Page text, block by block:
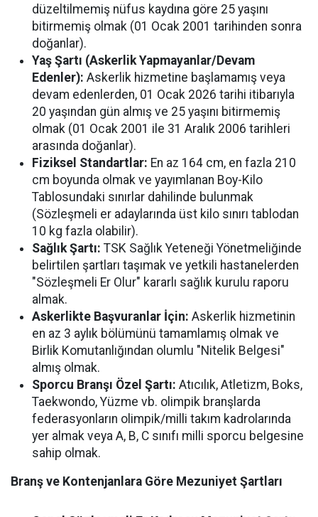
düzeltilmemiş nüfus kaydına göre 25 yaşını
bitirmemiş olmak (01 Ocak 2001 tarihinden sonra
doğanlar).
Yaş Şartı (Askerlik Yapmayanlar/Devam
Edenler): Askerlik hizmetine başlamamış veya
devam edenlerden, 01 Ocak 2026 tarihi itibarıyla
20 yaşından gün almış ve 25 yaşını bitirmemiş
olmak (01 Ocak 2001 ile 31 Aralık 2006 tarihleri
arasında doğanlar).
Fiziksel Standartlar: En az 164 cm, en fazla 210
cm boyunda olmak ve yayımlanan Boy-Kilo
Tablosundaki sınırlar dahilinde bulunmak
(Sözleşmeli er adaylarında üst kilo sınırı tablodan
10 kg fazla olabilir).
Sağlık Şartı: TSK Sağlık Yeteneği Yönetmeliğinde
belirtilen şartları taşımak ve yetkili hastanelerden
"Sözleşmeli Er Olur" kararlı sağlık kurulu raporu
almak.
Askerlikte Başvuranlar İçin: Askerlik hizmetinin
en az 3 aylık bölümünü tamamlamış olmak ve
Birlik Komutanlığından olumlu "Nitelik Belgesi"
almış olmak.
Sporcu Branşı Özel Şartı: Atıcılık, Atletizm, Boks,
Taekwondo, Yüzme vb. olimpik branşlarda
federasyonların olimpik/milli takım kadrolarında
yer almak veya A, B, C sınıfı milli sporcu belgesine
sahip olmak.
Branş ve Kontenjanlara Göre Mezuniyet Şartları